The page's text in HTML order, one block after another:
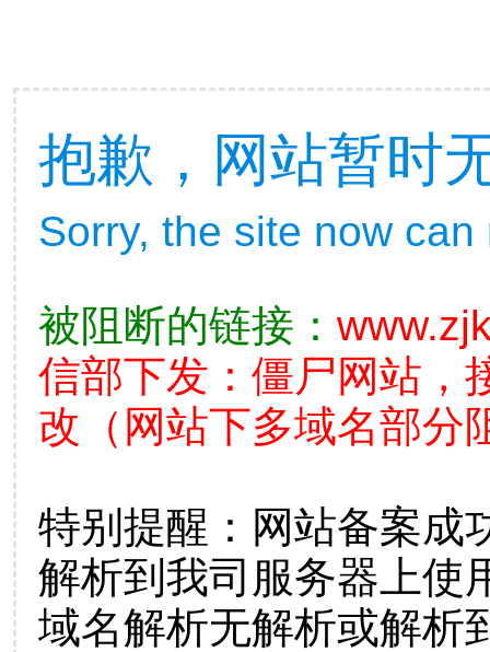
抱歉，网站暂时
Sorry, the site now
被阻断的链接：
信部下发：僵尸网站，
改（网站下多域名部分
特别提醒：网站备案成
解析到我司服务器上使
域名解析无解析或解析